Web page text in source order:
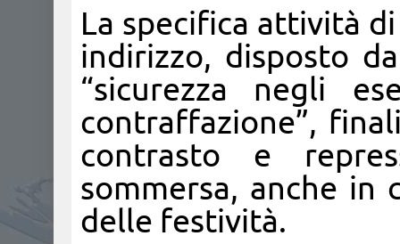
La specifica attività
indirizzo, disposto
“sicurezza negli
contraffazione”,
contrasto e
sommersa, anche in
delle festività.